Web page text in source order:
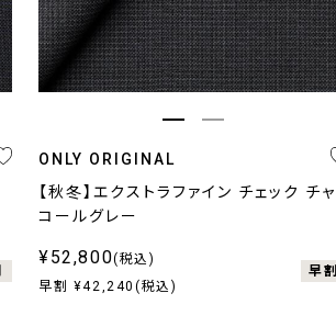
ONLY ORIGINAL
【秋冬】エクストラファイン チェック チャ
コールグレー
¥52,800(税込)
早割 ¥42,240(税込)
早割